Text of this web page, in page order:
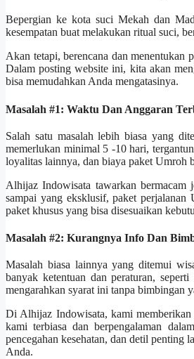
Bepergian ke kota suci Mekah dan
kesempatan buat melakukan ritual suci,
Akan tetapi, berencana dan menentukan
Dalam posting website ini, kita akan
bisa memudahkan Anda mengatasinya.
Masalah #1: Waktu Dan Anggaran
Salah satu masalah lebih biasa yang
memerlukan minimal 5 -10 hari,
loyalitas lainnya, dan biaya paket Umroh
Alhijaz Indowisata tawarkan bermacam
sampai yang eksklusif, paket
paket khusus yang bisa disesuaikan
Masalah #2: Kurangnya Info Dan
Masalah biasa lainnya yang ditemui
banyak ketentuan dan peraturan,
mengarahkan syarat ini tanpa bimbingan
Di Alhijaz Indowisata, kami
kami terbiasa dan berpengalaman
pencegahan kesehatan, dan detil penting
Anda.